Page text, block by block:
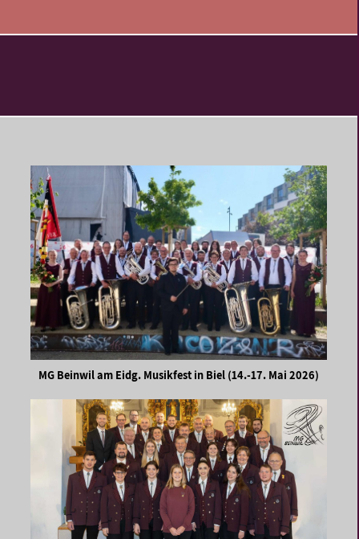
MG Beinwil am Eidg. Musikfest in Biel (14.-17. Mai 2026)